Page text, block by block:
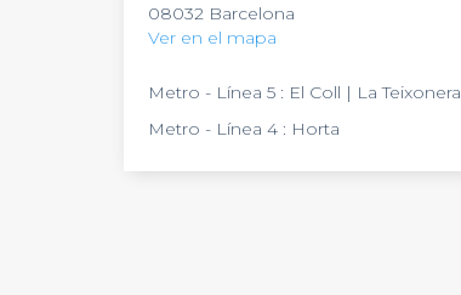
08032 Barcelona
Ver en el mapa
Metro - Línea 5 : El Coll | La Teixonera
Metro - Línea 4 : Horta